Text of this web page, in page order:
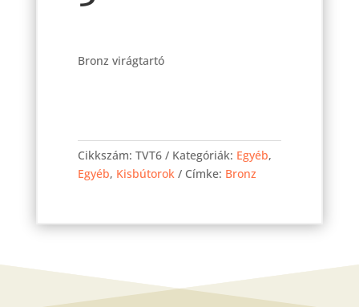
Bronz virágtartó
virágt.
006-
Cikkszám: TVT6 Kategóriák: Egyéb,
Egyéb, Kisbútorok Címke: Bronz